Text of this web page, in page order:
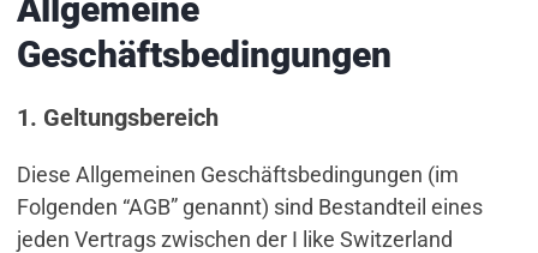
Allgemeine
Geschäftsbedingungen
1. Geltungsbereich
Diese Allgemeinen Geschäftsbedingungen (im
Folgenden “AGB” genannt) sind Bestandteil eines
jeden Vertrags zwischen der I like Switzerland